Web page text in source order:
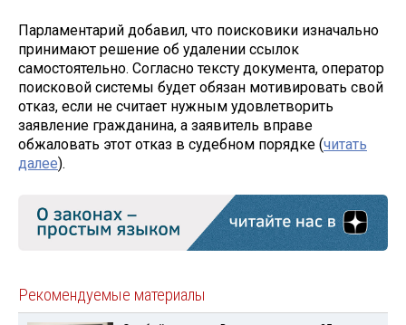
Парламентарий добавил, что поисковики изначально
принимают решение об удалении ссылок
самостоятельно. Согласно тексту документа, оператор
поисковой системы будет обязан мотивировать свой
отказ, если не считает нужным удовлетворить
заявление гражданина, а заявитель вправе
обжаловать этот отказ в судебном порядке (читать
далее).
Рекомендуемые материалы